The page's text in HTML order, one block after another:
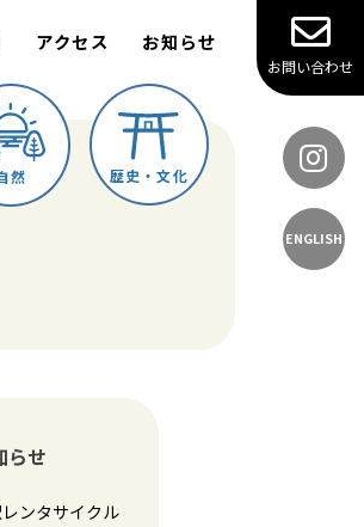
アクセス お知らせ
お問い合わせ
ENGLISH
然 歴史・文化
らせ
ンタサイクル